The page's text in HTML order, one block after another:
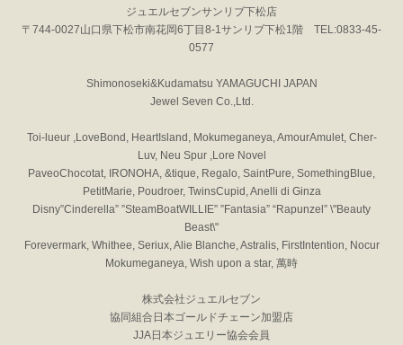
ジュエルセブンサンリブ下松店
〒744-0027山口県下松市南花岡6丁目8-1サンリブ下松1階 TEL:0833-45-
0577
Shimonoseki&Kudamatsu YAMAGUCHI JAPAN
Jewel Seven Co.,Ltd.
Toi-lueur ,LoveBond, HeartIsland, Mokumeganeya, AmourAmulet, Cher-
Luv, Neu Spur ,Lore Novel
PaveoChocotat, IRONOHA, &tique, Regalo, SaintPure, SomethingBlue,
PetitMarie, Poudroer, TwinsCupid, Anelli di Ginza
Disny”Cinderella” ”SteamBoatWILLIE” ”Fantasia” “Rapunzel” \"Beauty
Beast\"
Forevermark, Whithee, Seriux, Alie Blanche, Astralis, FirstIntention, Nocur
Mokumeganeya, Wish upon a star, 萬時
株式会社ジュエルセブン
協同組合日本ゴールドチェーン加盟店
JJA日本ジュエリー協会会員